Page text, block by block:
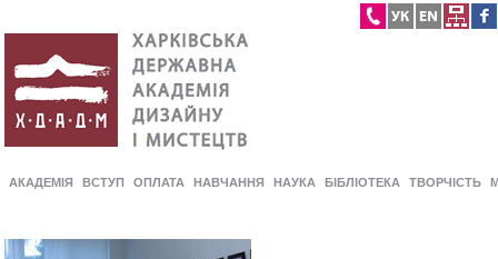
АКАДЕМІЯ ВСТУП ОПЛАТА НАВЧАННЯ НАУКА БІБЛІОТЕКА ТВОРЧІСТЬ